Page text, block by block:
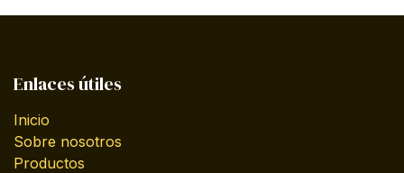
Enlaces útiles
Inicio
Sobre nosotros
Productos